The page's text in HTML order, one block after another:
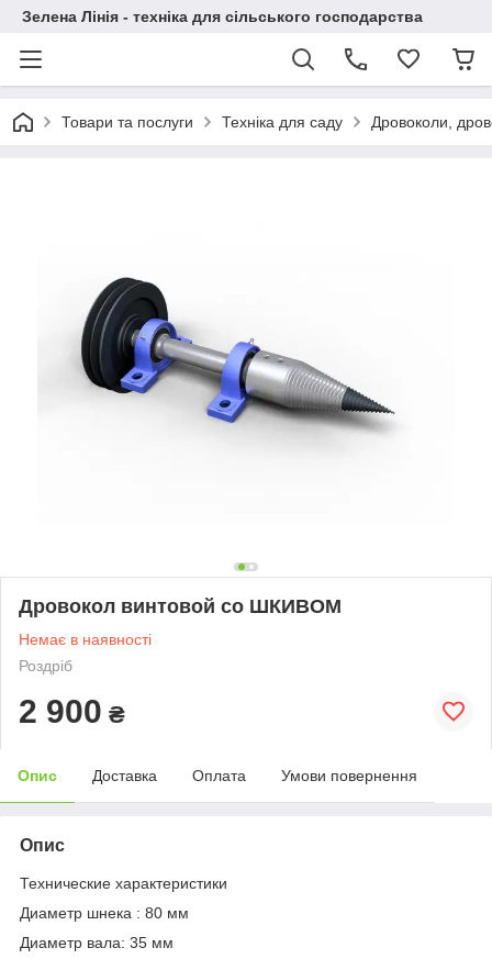
Зелена Лінія - техніка для сільського господарства
Товари та послуги Техніка для саду Дровоколи,
Дровокол винтовой со ШКИВОМ
Немає в наявності
Роздріб
2 900 ₴
Опис Доставка Оплата Умови повернення
Опис
Технические характеристики
Диаметр шнека : 80 мм
Диаметр вала: 35 мм